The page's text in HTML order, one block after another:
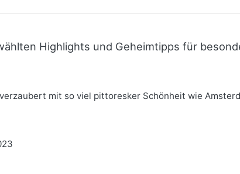
Highlights und Geheimtipps für
mit so viel pittoresker Schönheit wie